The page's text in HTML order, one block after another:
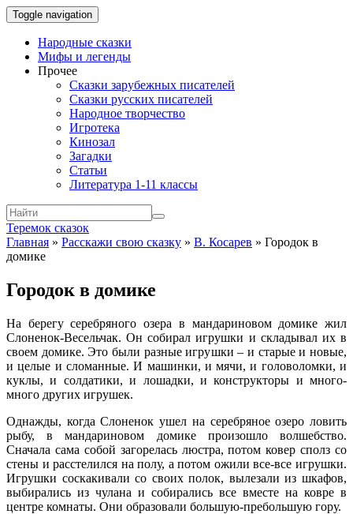
Toggle navigation
Народные сказки
Мифы и легенды
Прочее
Сказки зарубежных писателей
Сказки русских писателей
Народное творчество
Игротека
Кинозал
Загадки
Статьи
Литература 1-11 классы
Теремок сказок
Главная » Расскажи свою сказку » В. Косарев » Городок в
домике
Городок в домике
На берегу серебряного озера в мандариновом домике жил
Слоненок-Весельчак. Он собирал игрушки и складывал их в
своем домике. Это были разные игрушки – и старые и новые,
и целые и сломанные. И машинки, и мячи, и головоломки, и
куклы, и солдатики, и лошадки, и конструкторы и много-
много других игрушек.
Однажды, когда Слоненок ушел на серебряное озеро ловить
рыбу, в мандариновом домике произошло волшебство.
Сначала сама собой загорелась люстра, потом ковер сполз со
стены и расстелился на полу, а потом ожили все-все игрушки.
Игрушки соскакивали со своих полок, вылезали из шкафов,
выбирались из чулана и собирались все вместе на ковре в
центре комнаты. Они образовали большую-пребольшую гору.